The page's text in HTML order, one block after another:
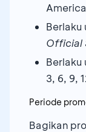
Berlaku
Official
Berlaku
3, 6, 9,
Periode
Bagikan